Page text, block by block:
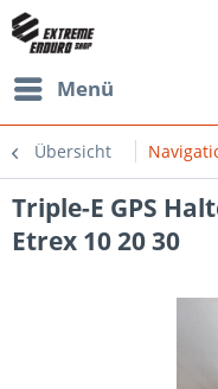
Menü
Übersicht
Triple-E GPS
Etrex 10 20 30